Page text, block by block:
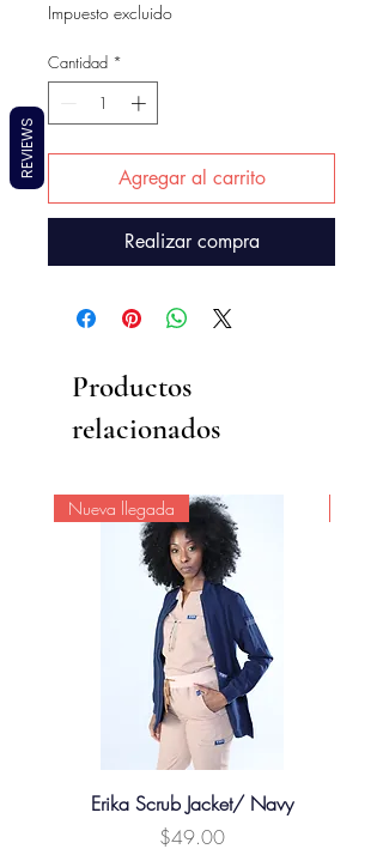
Impuesto excluido
Cantidad *
Agregar al carrito
Realizar compra
Productos
relacionados
Nueva llegada
Erika Scrub Jacket/ Navy
Precio
$49.00
REVIEWS